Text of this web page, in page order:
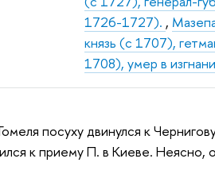
1726-1727). ,
князь (с 1707),
1708), умер в
посуху двинулся к
к приему П. в Киеве. Неясно,